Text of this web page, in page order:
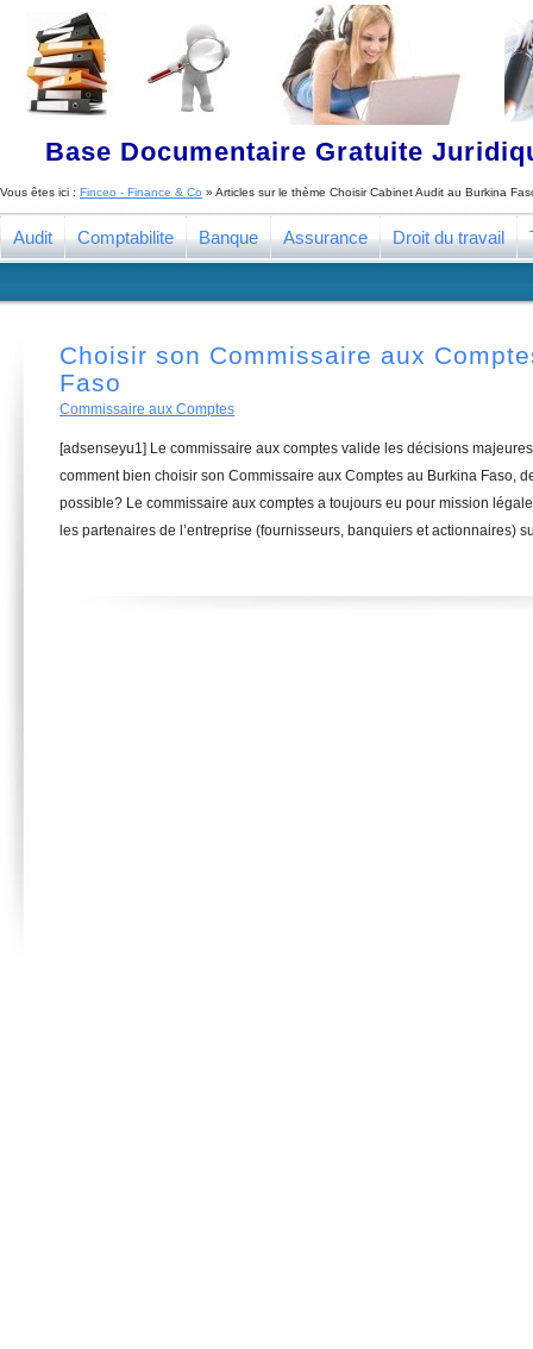
Base Documentaire Gratuite
Vous êtes ici : Finceo - Finance & Co » Articles sur le thème Choisir Cabinet Audit au Burkina
Audit Comptabilite Banque Assurance Droit du travail
Choisir son Commissaire aux
Faso
Commissaire aux Comptes
[adsenseyu1] Le commissaire aux comptes valide les décisions
comment bien choisir son Commissaire aux Comptes au Burkina Faso,
possible? Le commissaire aux comptes a toujours eu pour mission
les partenaires de l’entreprise (fournisseurs, banquiers et actionnaires)